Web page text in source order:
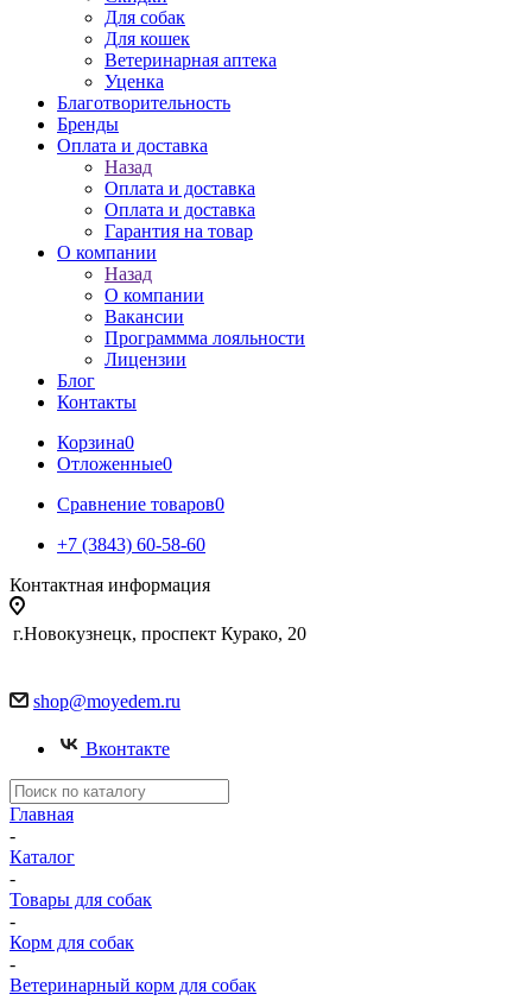
Для собак
Для кошек
Ветеринарная аптека
Уценка
Благотворительность
Бренды
Оплата и доставка
Назад
Оплата и доставка
Оплата и доставка
Гарантия на товар
О компании
Назад
О компании
Вакансии
Программма лояльности
Лицензии
Блог
Контакты
Корзина0
Отложенные0
Сравнение товаров0
+7 (3843) 60-58-60
Контактная информация
г.Новокузнецк, проспект Курако, 20
shop@moyedem.ru
Вконтакте
Главная
-
Каталог
-
Товары для собак
-
Корм для собак
-
Ветеринарный корм для собак